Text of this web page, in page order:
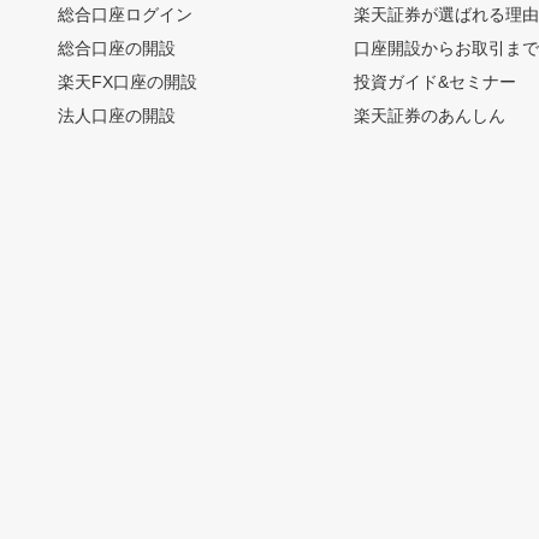
総合口座ログイン
総合口座の開設
楽天FX口座の開設
法人口座の開設
楽天証券が選ばれる理由
口座開設からお取引ま
投資ガイド&セミナー
楽天証券のあんしん